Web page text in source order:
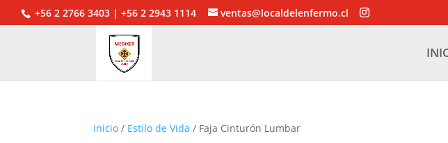
+56 2 2766 3403 | +56 2 2943 1114 ventas@localdelenfermo.cl
Inicio / Estilo de Vida / Faja Cinturón Lumbar